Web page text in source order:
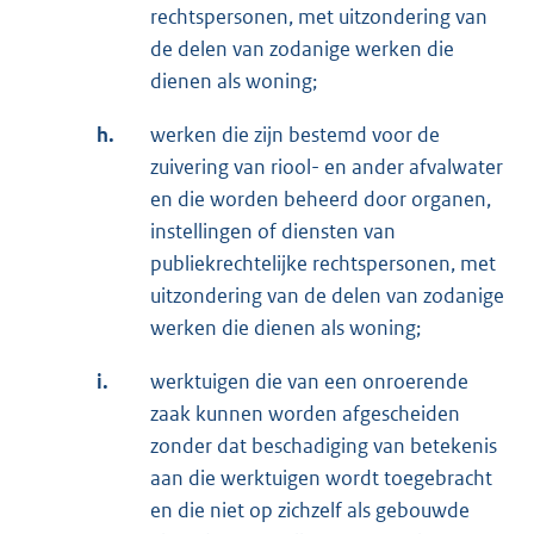
rechtspersonen, met uitzondering van
de delen van zodanige werken die
dienen als woning;
h.
werken die zijn bestemd voor de
zuivering van riool- en ander afvalwater
en die worden beheerd door organen,
instellingen of diensten van
publiekrechtelijke rechtspersonen, met
uitzondering van de delen van zodanige
werken die dienen als woning;
i.
werktuigen die van een onroerende
zaak kunnen worden afgescheiden
zonder dat beschadiging van betekenis
aan die werktuigen wordt toegebracht
en die niet op zichzelf als gebouwde